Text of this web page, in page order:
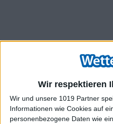
Wir respektieren
Wir und unsere 1019 Partner
Informationen wie Cookies auf
personenbezogene Daten wie